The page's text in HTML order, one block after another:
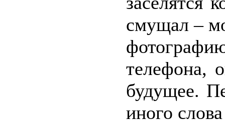
смущал –
телефона,
будущее.
иного